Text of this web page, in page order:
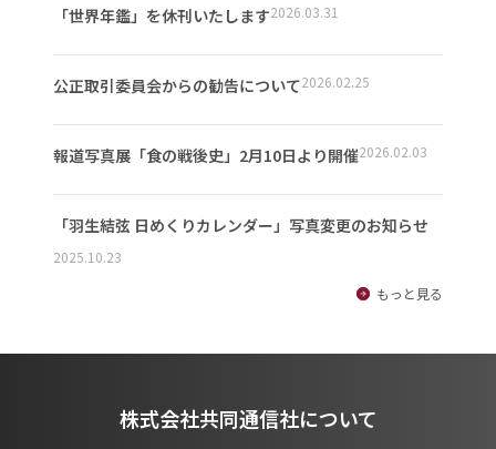
「世界年鑑」を休刊いたします2026.03.31
公正取引委員会からの勧告について2026.02.25
報道写真展「食の戦後史」2月10日より開催2026.02.03
「羽生結弦 日めくりカレンダー」写真変更のお知らせ
2025.10.23
もっと見る
株式会社共同通信社について